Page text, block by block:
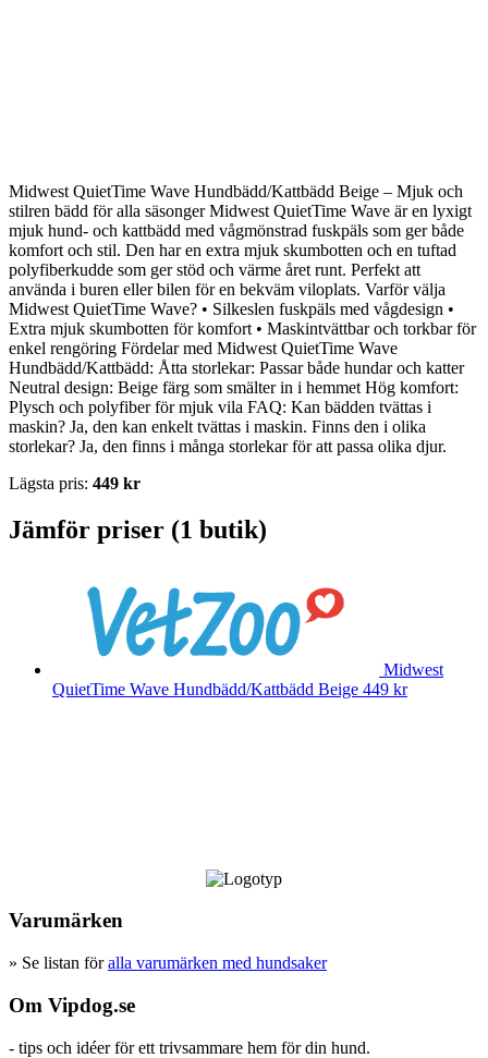
Midwest QuietTime Wave Hundbädd/Kattbädd Beige – Mjuk och
stilren bädd för alla säsonger Midwest QuietTime Wave är en lyxigt
mjuk hund- och kattbädd med vågmönstrad fuskpäls som ger både
komfort och stil. Den har en extra mjuk skumbotten och en tuftad
polyfiberkudde som ger stöd och värme året runt. Perfekt att
använda i buren eller bilen för en bekväm viloplats. Varför välja
Midwest QuietTime Wave? • Silkeslen fuskpäls med vågdesign •
Extra mjuk skumbotten för komfort • Maskintvättbar och torkbar för
enkel rengöring Fördelar med Midwest QuietTime Wave
Hundbädd/Kattbädd: Åtta storlekar: Passar både hundar och katter
Neutral design: Beige färg som smälter in i hemmet Hög komfort:
Plysch och polyfiber för mjuk vila FAQ: Kan bädden tvättas i
maskin? Ja, den kan enkelt tvättas i maskin. Finns den i olika
storlekar? Ja, den finns i många storlekar för att passa olika djur.
Lägsta pris: 449 kr
Jämför priser (1 butik)
Midwest
QuietTime Wave Hundbädd/Kattbädd Beige 449 kr
Varumärken
» Se listan föralla varumärken med hundsaker
Om Vipdog.se
- tips och idéer för ett trivsammare hem för din hund.